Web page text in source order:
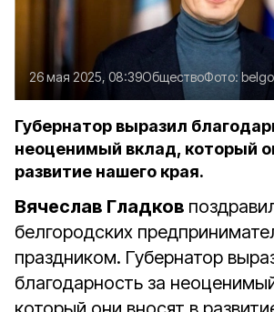
26 мая 2025, 08:39ОбществоФото:
Губернатор выразил
неоценимый вклад, который
развитие нашего края.
Вячеслав Гладков
белгородских
праздником. Губернатор
благодарность за